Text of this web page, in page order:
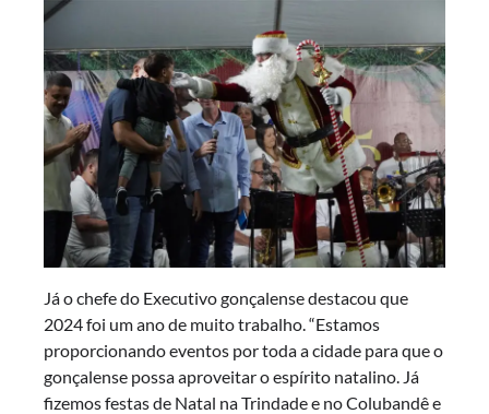
Já o chefe do Executivo gonçalense destacou que
2024 foi um ano de muito trabalho. “Estamos
proporcionando eventos por toda a cidade para que o
gonçalense possa aproveitar o espírito natalino. Já
fizemos festas de Natal na Trindade e no Colubandê e